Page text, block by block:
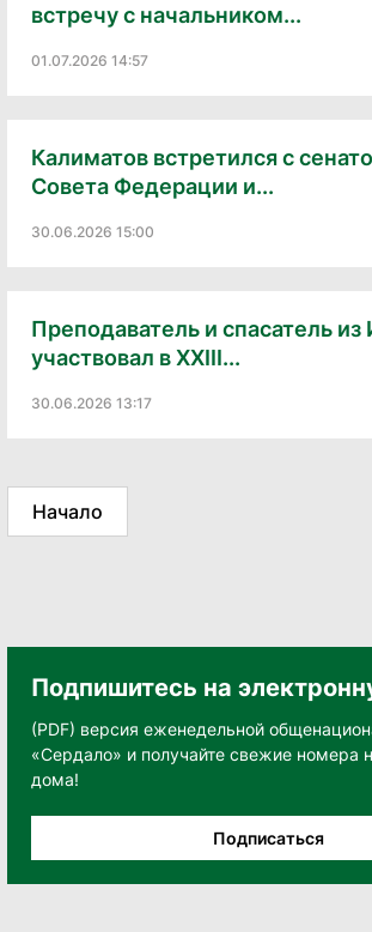
встречу с начальником...
01.07.2026 14:57
Калиматов встретился с
Совета Федерации и...
30.06.2026 15:00
Преподаватель и спасатель из
участвовал в XXIII...
30.06.2026 13:17
Начало
Подпишитесь на
(PDF) версия еженедельной
«Сердало» и получайте свежие номера
дома!
Подписаться